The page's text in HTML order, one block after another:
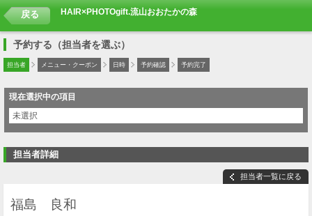
戻る HAIR×PHOTOgift.流山おおたかの森
予約する（担当者を選ぶ）
担当者 メニュー・クーポン 日時 予約確認 予約完了
現在選択中の項目
未選択
担当者詳細
担当者一覧に戻る
福島 良和